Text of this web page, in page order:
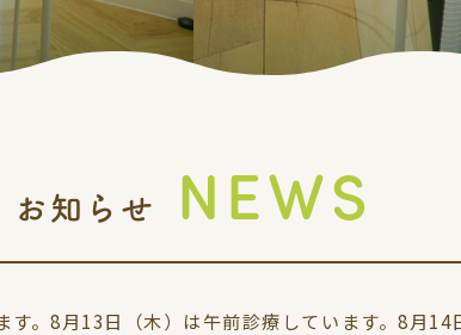
お知らせ NEWS
。8月13日（木）は午前診療しています。8月